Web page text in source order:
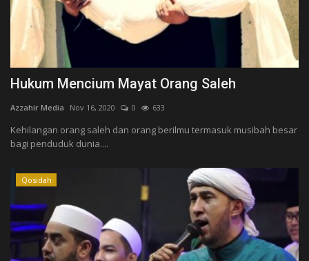
Hukum Mencium Mayat Orang Saleh
Azzahir Media Nov 16, 2020 0 633
Kehilangan orang saleh dan orang berilmu termasuk musibah besar
bagi penduduk dunia....
Qosidah